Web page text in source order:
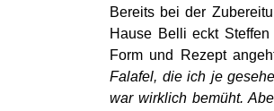
Bereits bei der
Hause Belli eckt
Form und Rezept
Falafel, die ich je
war wirklich bemüht.